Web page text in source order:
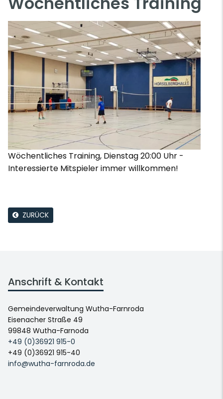
Wöchentliches Training, Dienstag 20:00 Uhr -
Interessierte Mitspieler immer willkommen!
ZURÜCK
Anschrift & Kontakt
Gemeindeverwaltung Wutha-Farnroda
Eisenacher Straße 49
99848 Wutha-Farnoda
+49 (0)36921 915-0
+49 (0)36921 915-40
info@wutha-farnroda.de